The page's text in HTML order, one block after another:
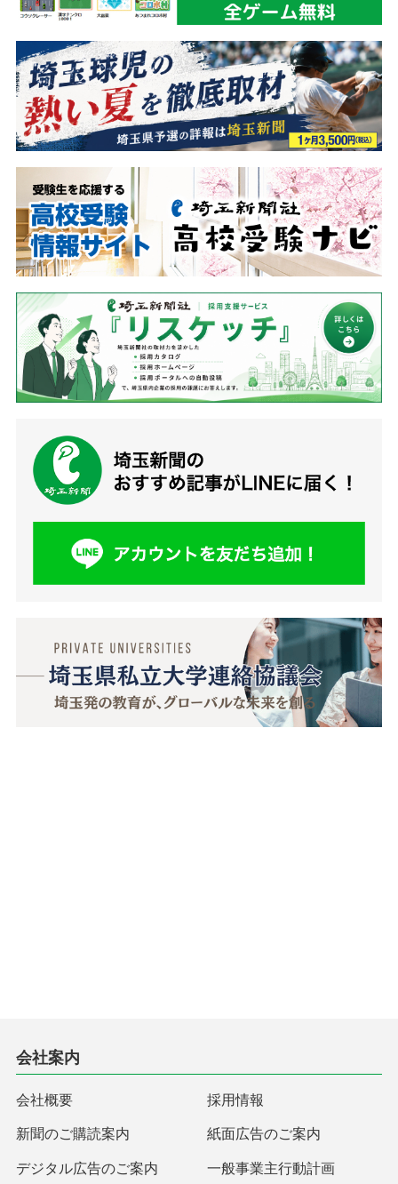
会社案内
会社概要 採用情報
新聞のご購読案内 紙面広告のご案内
デジタル広告のご案内 一般事業主行動計画